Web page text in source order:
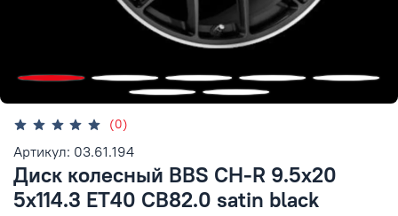
(0)
Артикул: 03.61.194
Диск колесный BBS CH-R 9.5x20
5x114.3 ET40 CB82.0 satin black